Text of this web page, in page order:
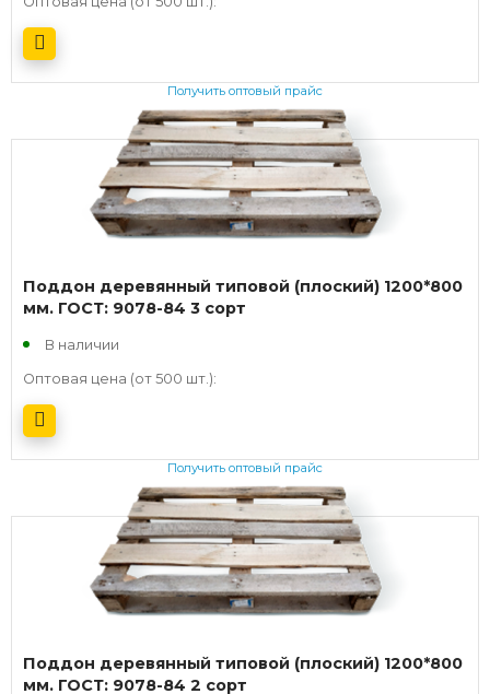
Получить оптовый прайс
Поддон деревянный типовой (плоский) 1200*800
мм. ГОСТ: 9078-84 3 сорт
В наличии
Оптовая цена (от 500 шт.):
Получить оптовый прайс
Поддон деревянный типовой (плоский) 1200*800
мм. ГОСТ: 9078-84 2 сорт